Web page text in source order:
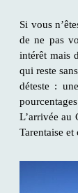
Si vous
de ne pas
intérêt mais
qui reste
déteste :
L’arrivée au
Tarentaise